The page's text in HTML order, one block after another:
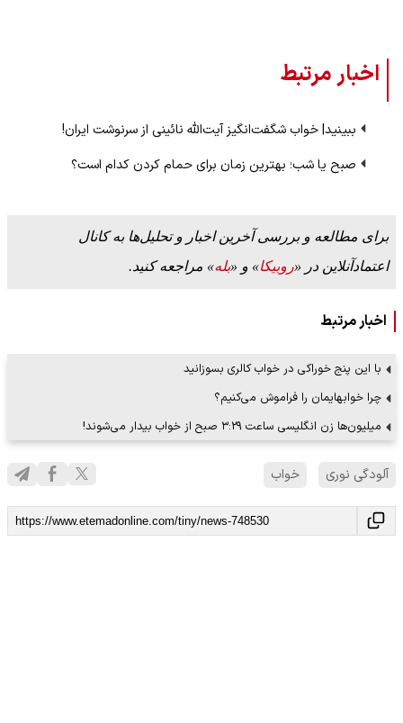
اخبار مرتبط
ببینید| خواب شگفت‌انگیز آیت‌الله نائینی از سرنوشت ایران!
صبح یا شب؛ بهترین زمان برای حمام کردن کدام است؟
برای مطالعه و بررسی آخرین اخبار و تحلیل‌ها به کانال
اعتمادآنلاین در «روبیکا» و «بله» مراجعه کنید.
اخبار مرتبط
با این پنج خوراکی در خواب کالری بسوزانید
چرا خوابهایمان را فراموش می‌کنیم؟
میلیون‌ها زن انگلیسی‌ ساعت ۳:۲۹ صبح از خواب بیدار می‌شوند!
آلودگی نوری خواب